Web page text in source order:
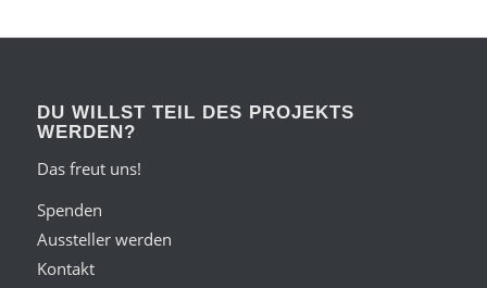
DU WILLST TEIL DES PROJEKTS
WERDEN?
Das freut uns!
Spenden
Aussteller werden
Kontakt